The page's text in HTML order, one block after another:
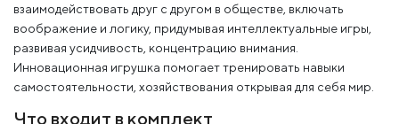
взаимодействовать друг с другом в обществе, включать
воображение и логику, придумывая интеллектуальные игры,
развивая усидчивость, концентрацию внимания.
Инновационная игрушка помогает тренировать навыки
самостоятельности, хозяйствования открывая для себя мир.
Что входит в комплект